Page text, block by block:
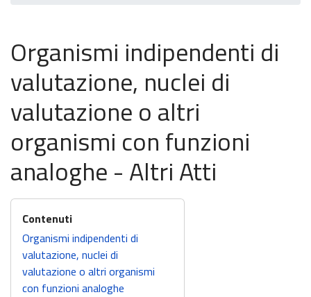
Organismi indipendenti di
valutazione, nuclei di
valutazione o altri
organismi con funzioni
analoghe - Altri Atti
Organismi indipendenti di
valutazione, nuclei di
valutazione o altri organismi
con funzioni analoghe